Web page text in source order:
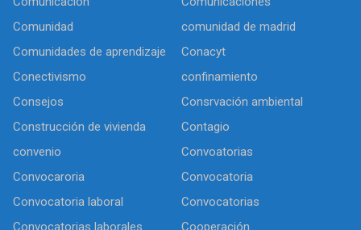
Comunidad
comunidad de madrid
Comunidades de aprendizaje
Conacyt
Conectivismo
confinamiento
Consejos
Consrvación ambiental
Construcción de vivienda
Contagio
convenio
Convoatorias
Convocaroria
Convocatoria
Convocatoria laboral
Convocatorias
Convocatorias laborales
Cooperación